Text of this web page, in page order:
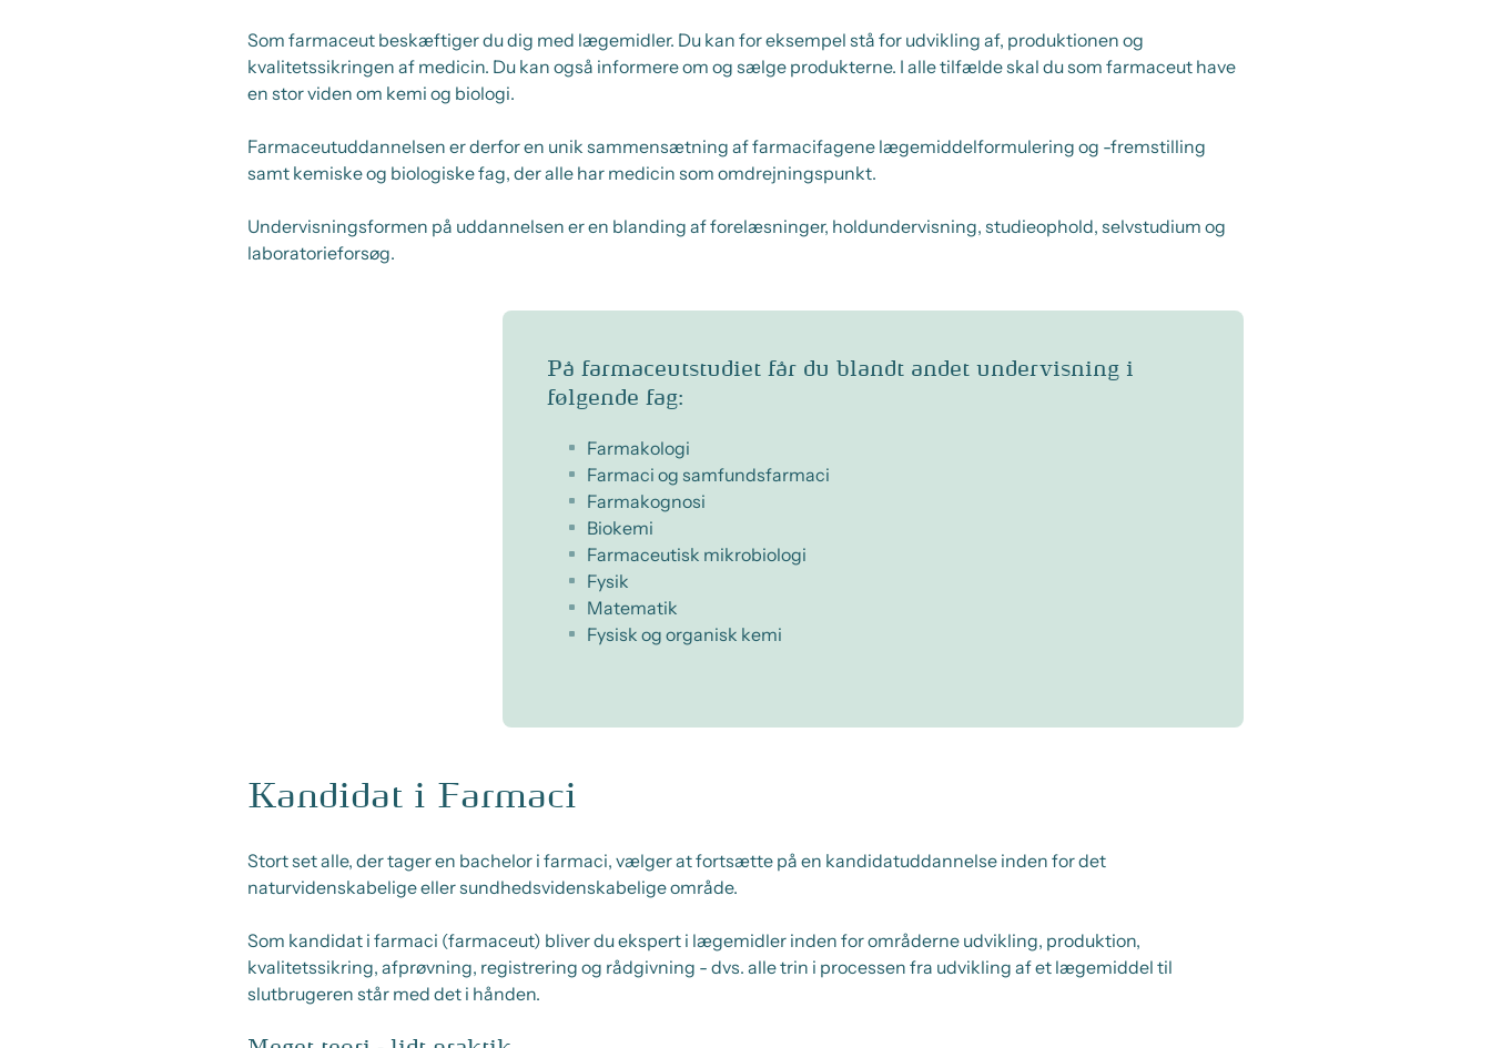
Som farmaceut beskæftiger du dig med lægemidler. Du kan for eksempel stå for udvikling af, produktionen og
kvalitetssikringen af medicin. Du kan også informere om og sælge produkterne. I alle tilfælde skal du som farmaceut have
en stor viden om kemi og biologi.
Farmaceutuddannelsen er derfor en unik sammensætning af farmacifagene lægemiddelformulering og -fremstilling
samt kemiske og biologiske fag, der alle har medicin som omdrejningspunkt.
Undervisningsformen på uddannelsen er en blanding af forelæsninger, holdundervisning, studieophold, selvstudium og
laboratorieforsøg.
På farmaceutstudiet får du blandt andet undervisning i
følgende fag:
Farmakologi
Farmaci og samfundsfarmaci
Farmakognosi
Biokemi
Farmaceutisk mikrobiologi
Fysik
Matematik
Fysisk og organisk kemi
Kandidat i Farmaci
Stort set alle, der tager en bachelor i farmaci, vælger at fortsætte på en kandidatuddannelse inden for det
naturvidenskabelige eller sundhedsvidenskabelige område.
Som kandidat i farmaci (farmaceut) bliver du ekspert i lægemidler inden for områderne udvikling, produktion,
kvalitetssikring, afprøvning, registrering og rådgivning - dvs. alle trin i processen fra udvikling af et lægemiddel til
slutbrugeren står med det i hånden.